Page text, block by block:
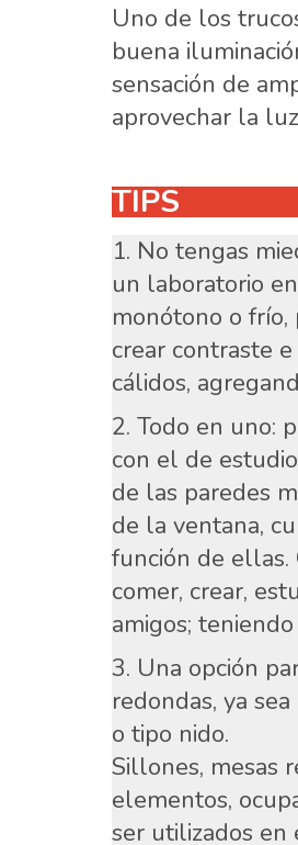
Uno de los
buena
sensación de
aprovechar la
TIPS
No tengas
un laboratorio
monótono o frío,
crear contraste
cálidos,
Todo en uno:
con el de
de las paredes
de la ventana,
función de ellas.
comer, crear,
amigos;
Una opción
redondas, ya
o tipo nido.
Sillones, mesas
elementos,
ser utilizados en